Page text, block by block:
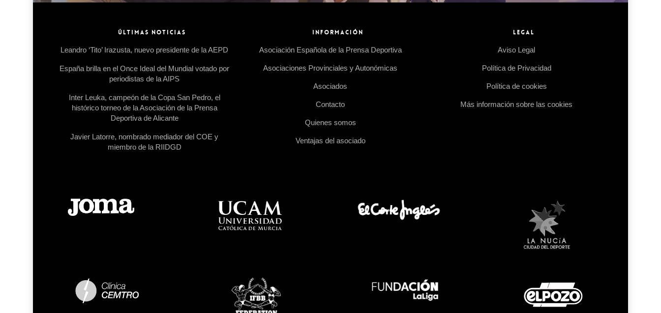
ÚLTIMAS NOTICIAS
Leandro ‘Tito’ Irazusta, nuevo presidente de la AEPD
España brilla en el Once Ideal del Mundial votado por
periodistas de la AIPS
Inter Leuka, campeón de la Copa San Pedro, el
histórico torneo de la Asociación de la Prensa
Deportiva de Alicante
Javier Latorre, nombrado mediador del COE y
miembro de la RIIDGD
INFORMACIÓN
Asociación Española de la Prensa Deportiva
Asociaciones Provinciales y Autonómicas
Asociados
Contacto
Quienes somos
Ventajas del asociado
LEGAL
Aviso Legal
Política de Privacidad
Política de cookies
Más información sobre las cookies